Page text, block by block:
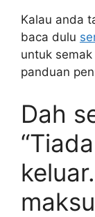
Kalau anda
baca dulu
untuk
panduan
Dah